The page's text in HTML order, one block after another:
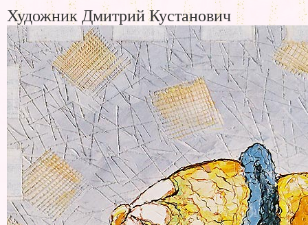
Художник Дмитрий Кустанович